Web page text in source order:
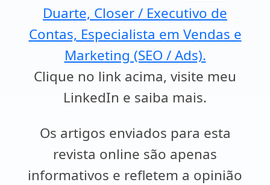
Duarte, Closer / Executivo de
Contas, Especialista em Vendas e
Marketing (SEO / Ads).
Clique no link acima, visite meu
LinkedIn e saiba mais.
Os artigos enviados para esta
revista online são apenas
informativos e refletem a opinião